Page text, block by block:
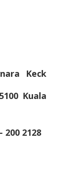
Keck
Kuala
200 2128